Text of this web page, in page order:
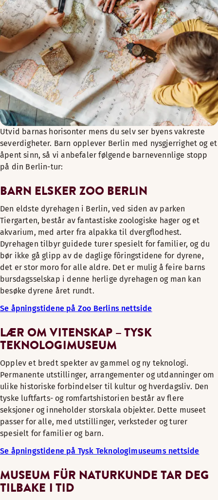
Utvid barnas horisonter mens du selv ser byens vakreste
severdigheter. Barn opplever Berlin med nysgjerrighet og et
åpent sinn, så vi anbefaler følgende barnevennlige stopp
på din Berlin-tur:
BARN ELSKER ZOO BERLIN
Den eldste dyrehagen i Berlin, ved siden av parken
Tiergarten, består av fantastiske zoologiske hager og et
akvarium, med arter fra alpakka til dvergflodhest.
Dyrehagen tilbyr guidede turer spesielt for familier, og du
bør ikke gå glipp av de daglige fôringstidene for dyrene,
det er stor moro for alle aldre. Det er mulig å feire barns
bursdagsselskap i denne herlige dyrehagen og man kan
besøke dyrene året rundt.
Se åpningstidene på Zoo Berlins nettside
LÆR OM VITENSKAP – TYSK
TEKNOLOGIMUSEUM
Opplev et bredt spekter av gammel og ny teknologi.
Permanente utstillinger, arrangementer og utdanninger om
ulike historiske forbindelser til kultur og hverdagsliv. Den
tyske luftfarts- og romfartshistorien består av flere
seksjoner og inneholder storskala objekter. Dette museet
passer for alle, med utstillinger, verksteder og turer
spesielt for familier og barn.
Se åpningstidene på Tysk Teknologimuseums nettside
MUSEUM FÜR NATURKUNDE TAR DEG
TILBAKE I TID